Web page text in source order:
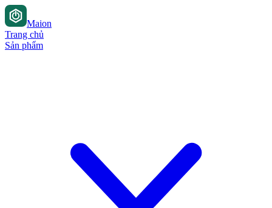
Maion
Trang chủ
Sản phẩm